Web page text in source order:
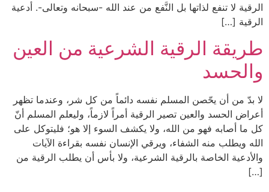
الرقية لا تنفع لذاتها بل النَّفع من عند الله -سبحانه وتعالى-. أدعية
الرقية […]
طريقة الرقية الشرعية من العين
والحسد
لا بدّ من أن يحّصن المسلم نفسه دائماً من كل شر، وعندما تظهر
أعراض الحسد والعين تصير الرقية أمراً لازماً، وليعلم المسلم أنّ
كل ما أصابه فهو من الله، ولا يكشف السوء إلا هو؛ فليتوكل على
الله ويطلب منه الشفاء، ويرقي الإنسان نفسه بقراءة الآيات
والأدعية الخاصة بالرقية الشرعية، ولا بأس أن يطلب الرقية من
[…]